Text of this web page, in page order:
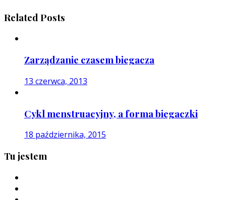
Related Posts
Zarządzanie czasem biegacza
13 czerwca, 2013
Cykl menstruacyjny, a forma biegaczki
18 października, 2015
Tu jestem